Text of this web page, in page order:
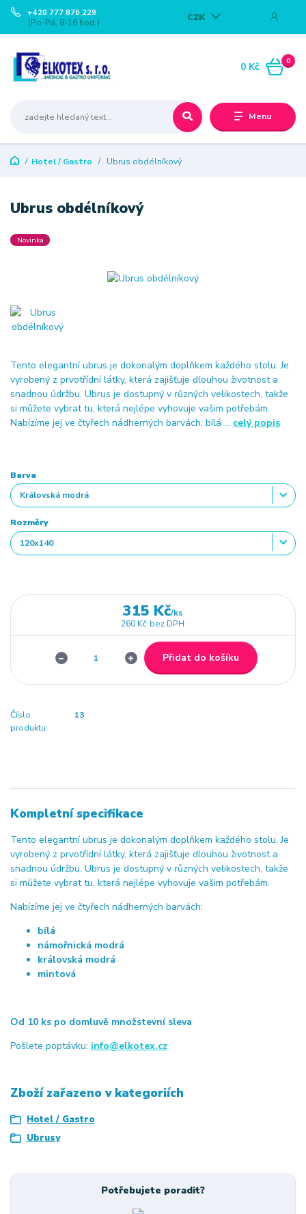
Menu
CZK
+420 777 876 229
(Po-Pá, 8-16 hod.)
0
0 Kč
Hotel / Gastro Ubrus obdélníkový
Ubrus obdélníkový
Novinka
Tento elegantní ubrus je dokonalým doplňkem každého stolu. Je
vyrobený z prvotřídní látky, která zajišťuje dlouhou životnost a
snadnou údržbu. Ubrus je dostupný v různých velikostech, takže
si můžete vybrat tu, která nejlépe vyhovuje vašim potřebám.
Nabízíme jej ve čtyřech nádherných barvách: bílá ... celý popis
Barva
Rozměry
315 Kč/ks
260 Kč bez DPH
Přidat do košíku
Číslo
produktu:
13
Kompletní specifikace
Tento elegantní ubrus je dokonalým doplňkem každého stolu. Je
vyrobený z prvotřídní látky, která zajišťuje dlouhou životnost a
snadnou údržbu. Ubrus je dostupný v různých velikostech, takže
si můžete vybrat tu, která nejlépe vyhovuje vašim potřebám.
Nabízíme jej ve čtyřech nádherných barvách:
bílá
námořnická modrá
královská modrá
mintová
Od 10 ks po domluvě množstevní sleva
Pošlete poptávku: info@elkotex.cz
Zboží zařazeno v kategoriích
Hotel / Gastro
Ubrusy
Potřebujete poradit?